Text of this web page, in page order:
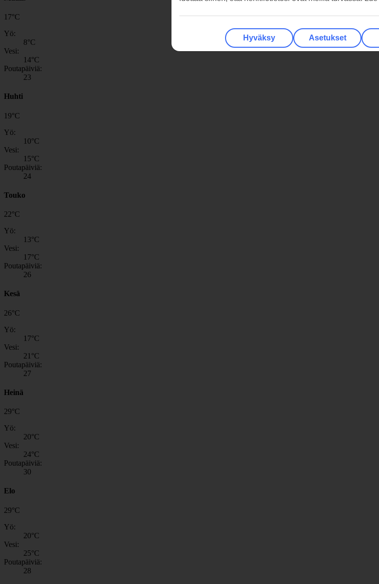
17°C
Yö:
8°C
Vesi:
14°C
Poutapäiviä:
23
Huhti
19°C
Yö:
10°C
Vesi:
15°C
Poutapäiviä:
24
Touko
22°C
Yö:
13°C
Vesi:
17°C
Poutapäiviä:
26
Kesä
26°C
Yö:
17°C
Vesi:
21 °C
Poutapäiviä:
27
Heinä
29°C
Yö:
20°C
Vesi:
24°C
Poutapäiviä:
30
Elo
29°C
Yö:
20°C
Vesi:
25°C
Poutapäiviä:
28
Hyväksy Asetukset